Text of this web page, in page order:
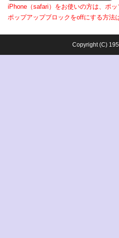
iPhone（safari）をお使いの方は、ポ
ポップアップブロックをoffにする方法
Copyright (C)